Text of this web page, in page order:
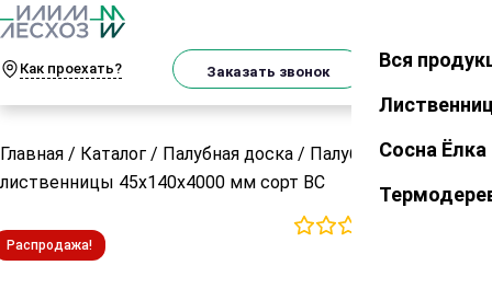
Как проехать? Заказать звонок Закрыть
Вся
Сосна Ёлка
Главная / Каталог / Палубная доска / Палубная доска из
лиственницы 45х140х4000 мм сорт ВС
Распродажа!